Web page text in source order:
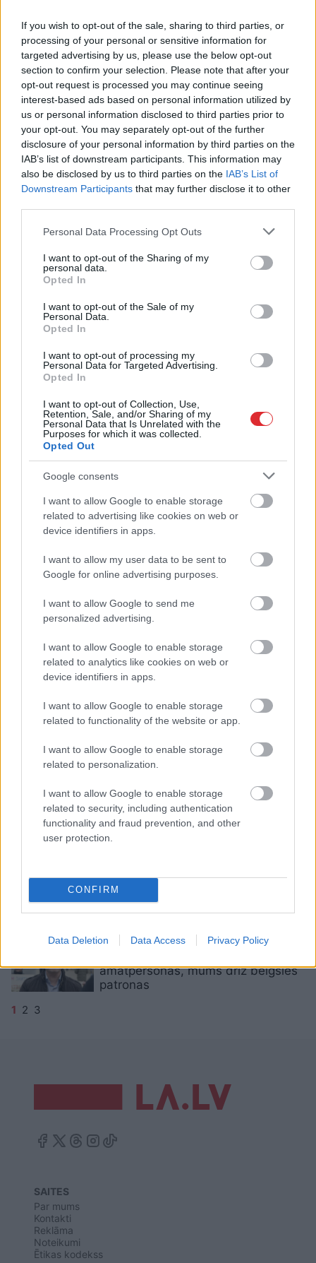
If you wish to opt-out of the sale, sharing to third parties, or
processing of your personal or sensitive information for
targeted advertising by us, please use the below opt-out
section to confirm your selection. Please note that after your
opt-out request is processed you may continue seeing
interest-based ads based on personal information utilized by
us or personal information disclosed to third parties prior to
your opt-out. You may separately opt-out of the further
disclosure of your personal information by third parties on the
IAB’s list of downstream participants. This information may
also be disclosed by us to third parties on the IAB’s List of
Downstream Participants that may further disclose it to other
Please note that this website/app uses one or more Google
not limited to your visit or usage behaviour. You may click to
grant or deny consent to Google and its third-party tags to
use your data for below specified purposes in below Google
consent section.
Personal Data Processing Opt Outs
I want to opt-out of the Sharing of my
personal data.
Opted In
I want to opt-out of the Sale of my
Personal Data.
Opted In
I want to opt-out of processing my
Personal Data for Targeted Advertising.
Opted In
I want to opt-out of Collection, Use,
Retention, Sale, and/or Sharing of my
Personal Data that Is Unrelated with the
Purposes for which it was collected.
Opted Out
Google consents
I want to allow Google to enable storage
related to advertising like cookies on web or
device identifiers in apps.
I want to allow my user data to be sent to
Google for online advertising purposes.
I want to allow Google to send me
personalized advertising.
I want to allow Google to enable storage
related to analytics like cookies on web or
device identifiers in apps.
I want to allow Google to enable storage
related to functionality of the website or app.
I want to allow Google to enable storage
related to personalization.
I want to allow Google to enable storage
related to security, including authentication
functionality and fraud prevention, and other
user protection.
CONFIRM
Data Deletion Data Access Privacy Policy
austrumu daļā
Trešdien Latvijā spēcīgi snigs,
puteņos un līs; uz autoceļiem
daudzviet izveidojies apledojums
Trešdiengaidāms sniegputenis un
lietus
rīt dienā dažviet +1 grāds
Tuvākajā diennaktī saglabāsies
putinās
jau teju 100 satiksmes negadījumi
Vai sniegputenim gatavi? Rīgā
ceturtdien būs spēkā “puteņa
stiprākais vējš pūtīs
pēcpusdienā un vakarā, sinoptiķi
izsludinājuši dzeltenās pakāpes
brīdinājumu
Kurzemē apgrūtināti braukšanas
8.marta rītā būs palēnināta
Tuvojas putenis! Tas mūs sasniegs
jau šovakar – ugunsdzēsēji brīdina
par spēcīgu vēju līdz 23 m/s
Sniegadēļ sabiedriskais transports
Sasalstošalietus dēļ lidostā “Rīga”
uz laiku slēgts skrejceļš
kupenu dēļ daži ceļi var būt
neizbraucami. Kur ir sliktakā
situācija?
Mitrofanovs:Ja pēc katra
amatpersonas, mums drīz beigsies
patronas
1 2 3
SAITES
Par mums
Kontakti
Reklāma
Noteikumi
Ētikas kodekss
Atcelt Ziņot